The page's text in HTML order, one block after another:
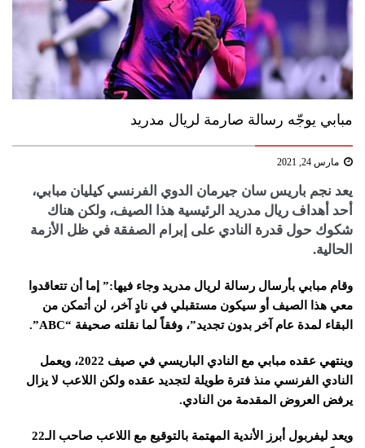
مبابي يوجّه رسالة صارمة لريال مدريد
مارس 24, 2021
يعد نجم باريس سان جيرمان الدوي الفرنسي كيليان مبابي،
أحد أهداف ريال مدريد الرئيسية هذا الصيف، ولكن هناك
شكوك حول قدرة النادي على إبرام الصفقة في ظل الأزمة
الحالية.
وقام مبابي بأرسال رسالة لريال مدريد وجاء فيها:” إما أن تتعاقدوا
معي هذا الصيف أو سيكون مستقبلي في نادٍ آخر، لن أتمكن من
البقاء لمدة عام آخر بدون تجديد”، وفقاً لما نقلته صحيفة “ABC”.
وينتهي عقده مبابي مع النادي الباريسي في صيف 2022، ويعمل
النادي الفرنسي منذ فترة طويلة لتجديد عقده ولكن اللاعب لا يزال
يرفض العروض المقدمة من النادي.
ويعد ليفربول أبرز الأندية المهتمة بالتوقيع مع اللاعب صاحب الـ22